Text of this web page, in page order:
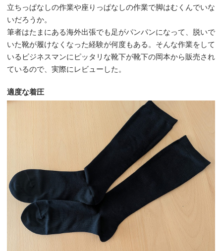
立ちっぱなしの作業や座りっぱなしの作業で脚はむくんでいな
いだろうか。
筆者はたまにある海外出張でも足がパンパンになって、脱いで
いた靴が履けなくなった経験が何度もある。そんな作業をして
いるビジネスマンにピッタリな靴下が靴下の岡本から販売され
ているので、実際にレビューした。
適度な着圧